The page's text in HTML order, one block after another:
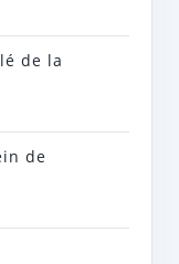
de la
de